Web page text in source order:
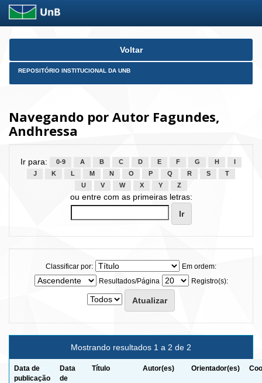
Skip
Voltar
REPOSITÓRIO INSTITUCIONAL DA UNB
Navegando por Autor Fagundes,
Andhressa
Ir para: 0-9 A B C D E F G H
J
K L M N O P Q R S
T
U
V W X Y Z
ou entre com as primeiras letras:
Classificar por:
Em ordem:
Resultados/Página
Registro(s):
Mostrando resultados 1 a 2 de 2
Data de
publicação
Data
de
Título Autor(es) Orientador(es)